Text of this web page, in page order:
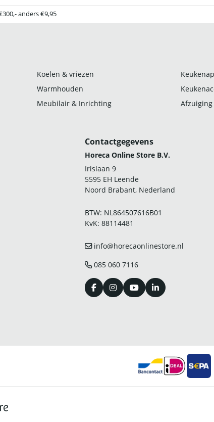
anders €9,95
Koelen & vriezen
Warmhouden
Meubilair & Inrichting Afzuiging
Contactgegevens
Horeca Online Store B.V.
Irislaan 9
5595 EH Leende
Noord Brabant, Nederland
BTW: NL864507616B01
KvK: 88114481
info@horecaonlinestore.nl
085 060 7116